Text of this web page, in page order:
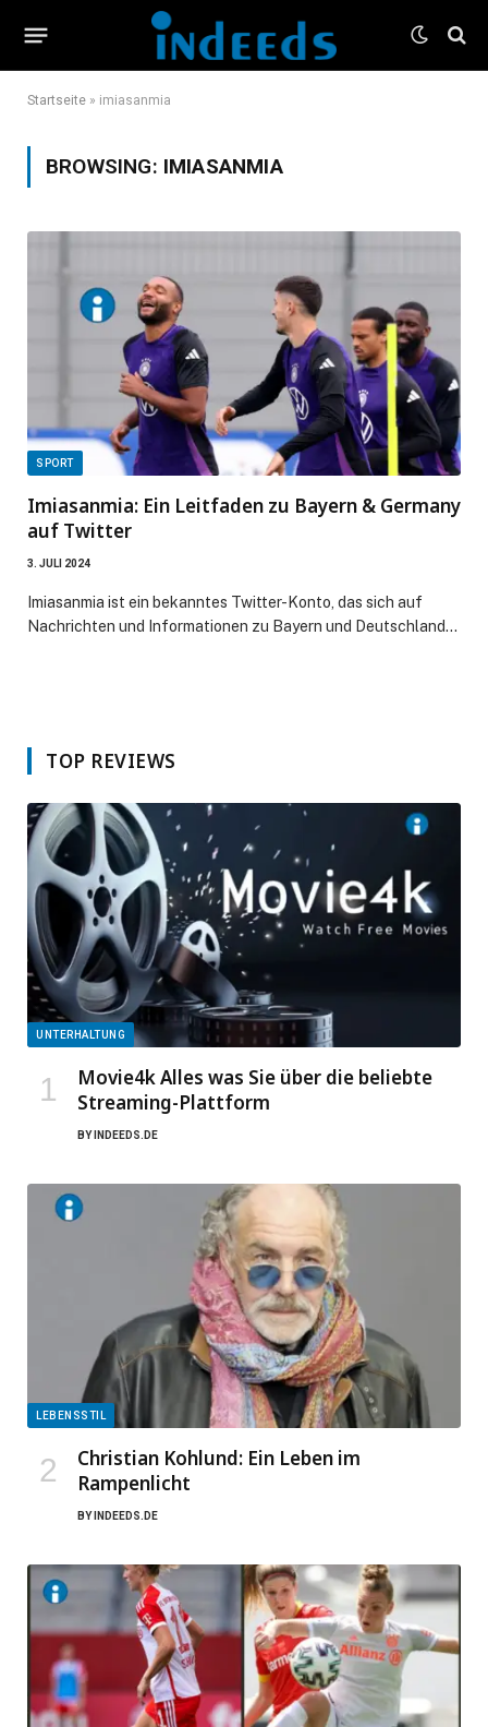
Startseite » imiasanmia
BROWSING: IMIASANMIA
SPORT
Imiasanmia: Ein Leitfaden zu Bayern & Germany
auf Twitter
3. JULI 2024
Imiasanmia ist ein bekanntes Twitter-Konto, das sich auf
Nachrichten und Informationen zu Bayern und Deutschland…
TOP REVIEWS
UNTERHALTUNG
Movie4k Alles was Sie über die beliebte
Streaming-Plattform
BY INDEEDS.DE
LEBENSSTIL
Christian Kohlund: Ein Leben im
Rampenlicht
BY INDEEDS.DE